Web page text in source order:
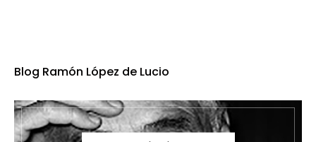
Blog Ramón López de Lucio